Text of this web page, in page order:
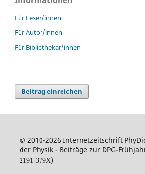
Für Leser/innen
Für Autor/innen
Für Bibliothekar/innen
Beitrag einreichen
© 2010-2026 Internetzeitschrift
der Physik - Beiträge zur DPG-
2191-379X)